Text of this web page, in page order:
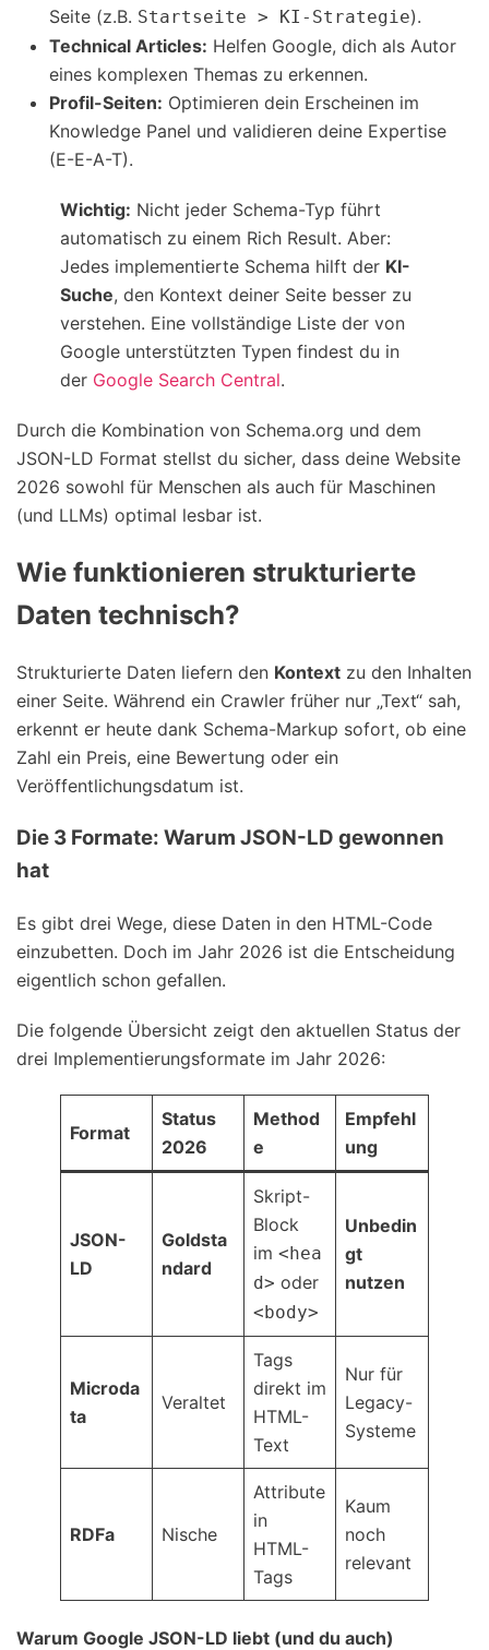
Seite (z.B. Startseite > KI-Strategie).
Technical Articles: Helfen Google, dich als Autor
eines komplexen Themas zu erkennen.
Profil-Seiten: Optimieren dein Erscheinen im
Knowledge Panel und validieren deine Expertise
(E-E-A-T).
Wichtig: Nicht jeder Schema-Typ führt
automatisch zu einem Rich Result. Aber:
Jedes implementierte Schema hilft der KI-
Suche, den Kontext deiner Seite besser zu
verstehen. Eine vollständige Liste der von
Google unterstützten Typen findest du in
der Google Search Central.
Durch die Kombination von Schema.org und dem
JSON-LD Format stellst du sicher, dass deine Website
2026 sowohl für Menschen als auch für Maschinen
(und LLMs) optimal lesbar ist.
Wie funktionieren strukturierte
Daten technisch?
Strukturierte Daten liefern den Kontext zu den Inhalten
einer Seite. Während ein Crawler früher nur „Text“ sah,
erkennt er heute dank Schema-Markup sofort, ob eine
Zahl ein Preis, eine Bewertung oder ein
Veröffentlichungsdatum ist.
Die 3 Formate: Warum JSON-LD gewonnen
hat
Es gibt drei Wege, diese Daten in den HTML-Code
einzubetten. Doch im Jahr 2026 ist die Entscheidung
eigentlich schon gefallen.
Die folgende Übersicht zeigt den aktuellen Status der
drei Implementierungsformate im Jahr 2026:
Format
Status
2026
Method
e
Empfehl
ung
JSON-
LD
Goldsta
ndard
Skript-
Block
im <hea
d> oder
<body>
Unbedin
gt
nutzen
Microda
ta
Veraltet
Tags
direkt im
HTML-
Text
Nur für
Legacy-
Systeme
RDFa Nische
Attribute
in
HTML-
Tags
Kaum
noch
relevant
Warum Google JSON-LD liebt (und du auch)